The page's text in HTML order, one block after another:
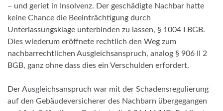
– und geriet in Insolvenz. Der geschädigte Nachbar hatte
keine Chance die Beeinträchtigung durch
Unterlassungsklage unterbinden zu lassen, § 1004 I BGB.
Dies wiederum eröffnete rechtlich den Weg zum
nachbarrechtlichen Ausgleichsanspruch, analog § 906 II 2
BGB, ganz ohne dass dies ein Verschulden erfordert.
Der Ausgleichsanspruch war mit der Schadensregulierung
auf den Gebäudeversicherer des Nachbarn übergegangen